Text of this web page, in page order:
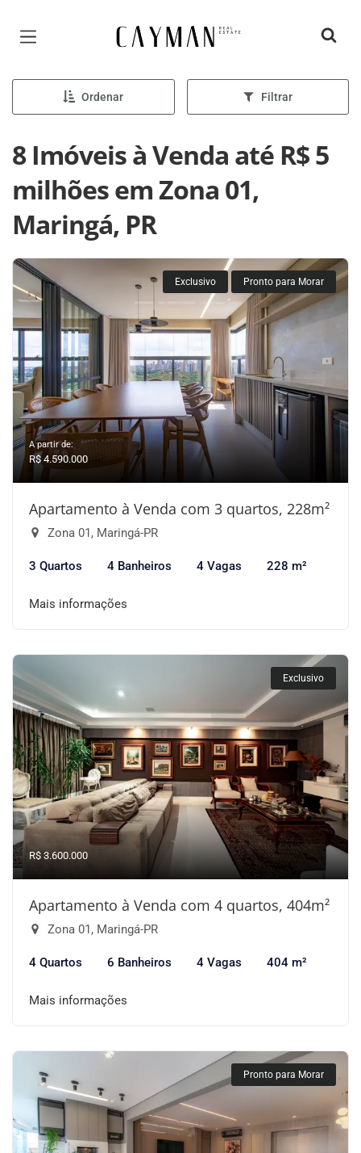
Página inicial
Ordenar Filtrar
8 Imóveis à Venda até R$ 5
milhões em Zona 01,
Maringá, PR
Exclusivo Pronto para Morar
A partir de:
R$ 4.590.000
Apartamento à Venda com 3 quartos, 228m²
Zona 01, Maringá-PR
3 Quartos 4 Banheiros 4 Vagas 228 m²
Mais informações
Exclusivo
R$ 3.600.000
Apartamento à Venda com 4 quartos, 404m²
Zona 01, Maringá-PR
4 Quartos 6 Banheiros 4 Vagas 404 m²
Mais informações
Pronto para Morar